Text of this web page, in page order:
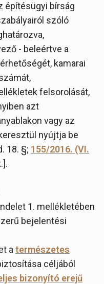
építésügyi bírság
szóló
- beleértve a
kamarai
felsorolását,
azt
vagy az
nyújtja be
18. §; 155/2016. (VI.
1. mellékletében
bejelentési
a természetes
céljából
bizonyító erejű